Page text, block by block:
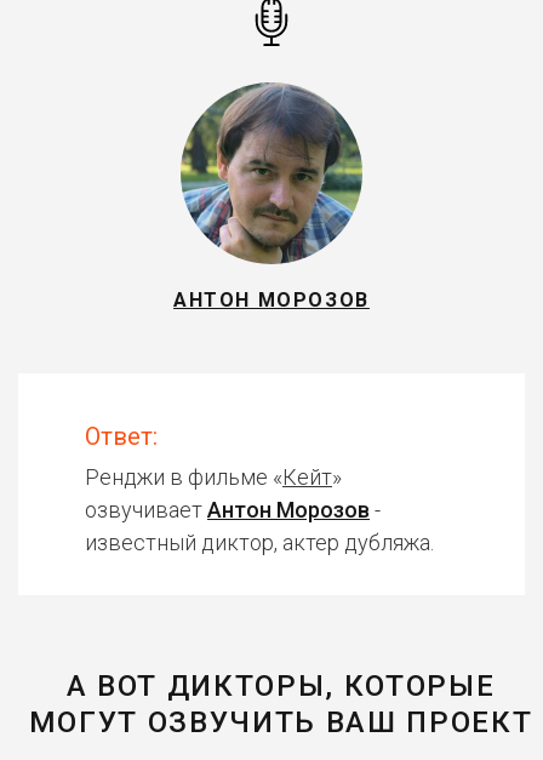
АНТОН МОРОЗОВ
Ответ:
Ренджи в фильме «Кейт»
озвучиваетАнтон Морозов -
известный диктор, актер дубляжа.
А ВОТ ДИКТОРЫ, КОТОРЫЕ
МОГУТ ОЗВУЧИТЬ ВАШ ПРОЕКТ